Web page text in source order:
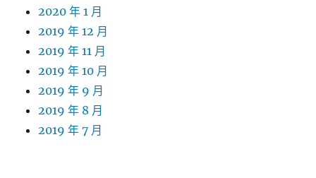
2020 年 1 月
2019 年 12 月
2019 年 11 月
2019 年 10 月
2019 年 9 月
2019 年 8 月
2019 年 7 月